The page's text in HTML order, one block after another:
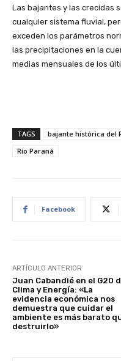
Las bajantes y las crecidas
cualquier sistema fluvial,
exceden los parámetros
las precipitaciones en la
medias mensuales de los
TAGS bajante histórica del
Río Paraná
Facebook
ARTÍCULO ANTERIOR
Juan Cabandié en el G20
Clima y Energía: «La
evidencia económica nos
demuestra que cuidar el
ambiente es más barato
destruirlo»